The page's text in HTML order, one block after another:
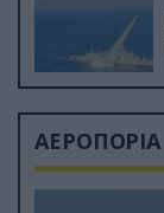
ΑΕΡΟΠΟΡΙΑ